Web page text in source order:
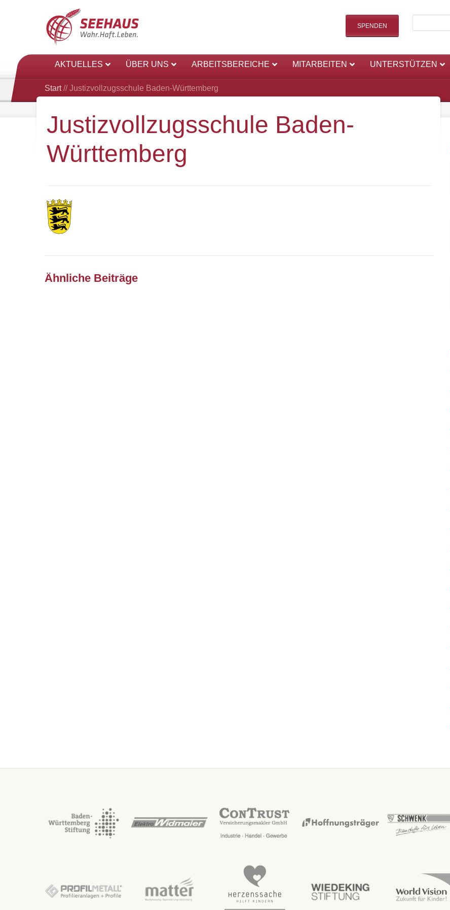
SPENDEN
AKTUELLES ÜBER UNS ARBEITSBEREICHE MITARBEITEN UNTERSTÜTZEN
Start//Justizvollzugsschule Baden-Württemberg
Justizvollzugsschule Baden-
Württemberg
Ähnliche Beiträge